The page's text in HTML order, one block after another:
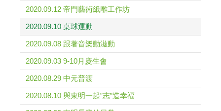
2020.09.12 帝門藝術紙雕工作坊
2020.09.10 桌球運動
2020.09.08 跟著音樂動滋動
2020.09.03 9-10月慶生會
2020.08.29 中元普渡
2020.08.10 與東明一起”志”造幸福